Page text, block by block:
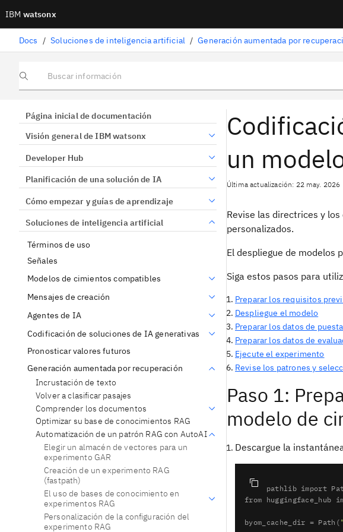
IBM watsonx
Docs / Soluciones de inteligencia artificial / Generación aumentada por
Buscar información
Página inicial de documentación
Visión general de IBM watsonx
Developer Hub
Planificación de una solución de IA
Cómo empezar y guías de aprendizaje
Soluciones de inteligencia artificial
Términos de uso
Señales
Modelos de cimientos compatibles
Mensajes de creación
Agentes de IA
Codificación de soluciones de IA generativas
Pronosticar valores futuros
Generación aumentada por recuperación
Incrustación de texto
Volver a clasificar pasajes
Comprender los documentos
Optimizar su base de conocimientos RAG
Automatización de un patrón RAG con AutoAI
Elegir un almacén de vectores para un
experimento GAR
Creación de un experimento RAG
(fastpath)
El uso de bases de conocimiento en
experimentos RAG
Personalización de la configuración del
experimento RAG
un
Última actualización: 22 may. 2026
Revise las directrices y
personalizados.
El despliegue de modelos
Siga estos pasos para
Preparar los requisitos
Despliegue el modelo
Preparar los datos de
Preparar los datos de
Ejecute el experimento
Revise los patrones y
Paso 1:
modelo de
Descargue la
from pathlib import
from huggingface_hub
byom_cache_dir = Path(